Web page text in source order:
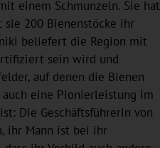
einem Schmunzeln. Sie hat
sie 200 Bienenstöcke ihr
beliefert die Region mit
sein wird und
auf denen die Bienen
eine Pionierleistung im
Die Geschäftsführerin von
ihr Mann ist bei ihr